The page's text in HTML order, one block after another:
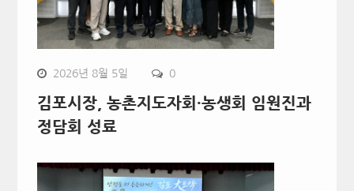
2026년 8월 5일 0
김포시장, 농촌지도자회·농생회 임원진과
정담회 성료